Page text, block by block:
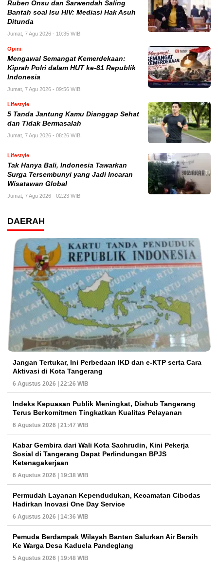
Ruben Onsu dan Sarwendah Saling
Bantah soal Isu HIV: Mediasi Hak Asuh
Ditunda
Jumat, 7 Agu 2026 - 10:35 WIB
Opini
Mengawal Semangat Kemerdekaan:
Kiprah Polri dalam HUT ke-81 Republik
Indonesia
Jumat, 7 Agu 2026 - 09:56 WIB
Lifestyle
5 Tanda Jantung Kamu Dianggap Sehat
dan Tidak Bermasalah
Jumat, 7 Agu 2026 - 08:26 WIB
Lifestyle
Tak Hanya Bali, Indonesia Tawarkan
Surga Tersembunyi yang Jadi Incaran
Wisatawan Global
Jumat, 7 Agu 2026 - 02:23 WIB
DAERAH
Jangan Tertukar, Ini Perbedaan IKD dan e-KTP serta Cara
Aktivasi di Kota Tangerang
6 Agustus 2026 | 22:26 WIB
Indeks Kepuasan Publik Meningkat, Dishub Tangerang
Terus Berkomitmen Tingkatkan Kualitas Pelayanan
6 Agustus 2026 | 21:47 WIB
Kabar Gembira dari Wali Kota Sachrudin, Kini Pekerja
Sosial di Tangerang Dapat Perlindungan BPJS
Ketenagakerjaan
6 Agustus 2026 | 19:38 WIB
Permudah Layanan Kependudukan, Kecamatan Cibodas
Hadirkan Inovasi One Day Service
6 Agustus 2026 | 14:36 WIB
Pemuda Berdampak Wilayah Banten Salurkan Air Bersih
Ke Warga Desa Kaduela Pandeglang
5 Agustus 2026 | 19:48 WIB